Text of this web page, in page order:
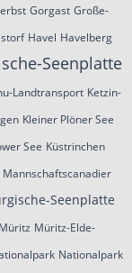
Gorgast Große-
Havel Havelberg
Seenplatte
Landtransport Ketzin-
Kleiner Plöner See
See Küstrinchen
Mannschaftscanadier
Seenplatte
Müritz Müritz-Elde-
Nationalpark